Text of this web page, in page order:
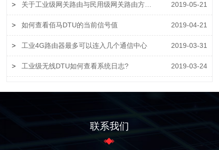
> 2019-05-21
> 如何查看佰马DTU的当前信号值 2019-04-21
> 工业4G路由器最多可以连入几个通信中心 2019-03-31
> 工业级无线DTU如何查看系统日志? 2019-03-24
联系我们